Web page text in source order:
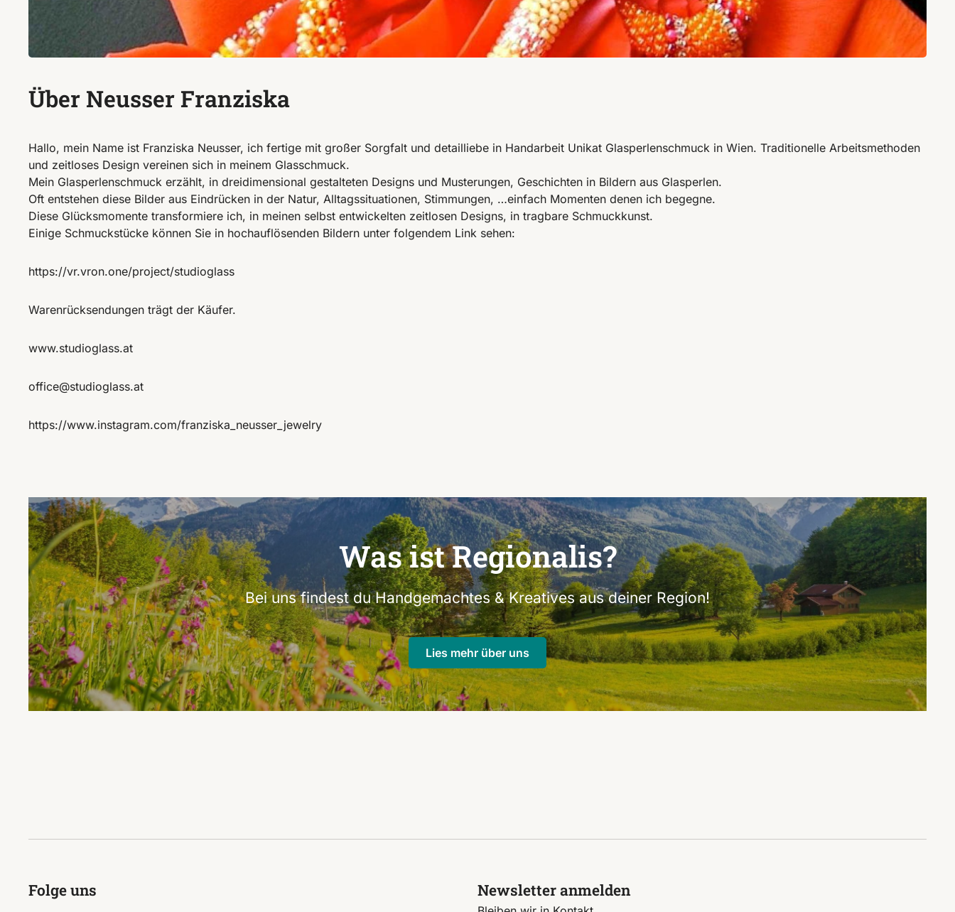
Über Neusser Franziska
Hallo, mein Name ist Franziska Neusser, ich fertige mit großer Sorgfalt und detailliebe in Handarbeit Unikat Glasperlenschmuck in Wien. Traditionelle Arbeitsmethoden
und zeitloses Design vereinen sich in meinem Glasschmuck.
Mein Glasperlenschmuck erzählt, in dreidimensional gestalteten Designs und Musterungen, Geschichten in Bildern aus Glasperlen.
Oft entstehen diese Bilder aus Eindrücken in der Natur, Alltagssituationen, Stimmungen, …einfach Momenten denen ich begegne.
Diese Glücksmomente transformiere ich, in meinen selbst entwickelten zeitlosen Designs, in tragbare Schmuckkunst.
Einige Schmuckstücke können Sie in hochauflösenden Bildern unter folgendem Link sehen:
https://vr.vron.one/project/studioglass
Warenrücksendungen trägt der Käufer.
www.studioglass.at
office@studioglass.at
https://www.instagram.com/franziska_neusser_jewelry
Was ist Regionalis?
Bei uns findest du Handgemachtes & Kreatives aus deiner Region!
Lies mehr über uns
Folge uns Newsletter anmelden